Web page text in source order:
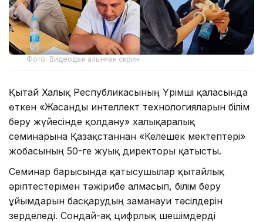
Фото: Видеодан алынған скрин
Қытай Халық Республикасының Үрімші қаласында
өткен «Жасанды интеллект технологияларын білім
беру жүйесінде қолдану» халықаралық
семинарына Қазақстаннан «Келешек мектептері»
жобасының 50-ге жуық директоры қатысты.
Семинар барысында қатысушылар қытайлық
әріптестерімен тәжірибе алмасып, білім беру
ұйымдарын басқарудың заманауи тәсілдерін
зерделеді. Сондай-ақ цифрлық шешімдерді